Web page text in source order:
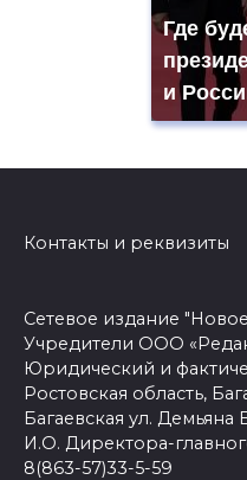
Где
и
Контакты и реквизиты
Сетевое издание
Учредители ООО
Юридический и
Ростовская область,
Багаевская ул.
И.О. Директора-
8(863-57)33-5-59